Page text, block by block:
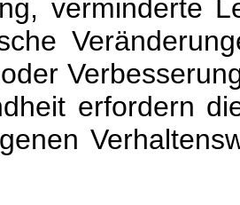
verminderte
erfordern